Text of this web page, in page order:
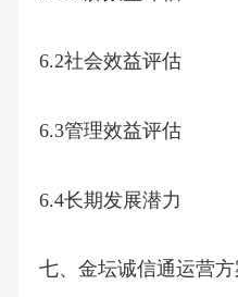
6.2社会效益评估
6.3管理效益评估
6.4长期发展潜力
七、金坛诚信通运营